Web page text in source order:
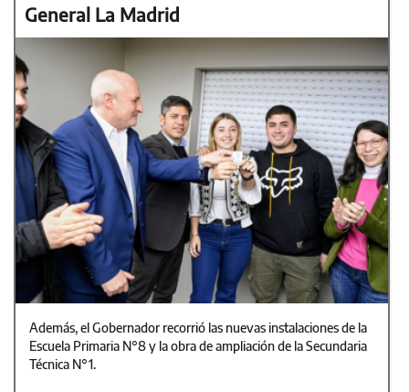
General La Madrid
Además, el Gobernador recorrió las nuevas instalaciones de la
Escuela Primaria N°8 y la obra de ampliación de la Secundaria
Técnica N°1.